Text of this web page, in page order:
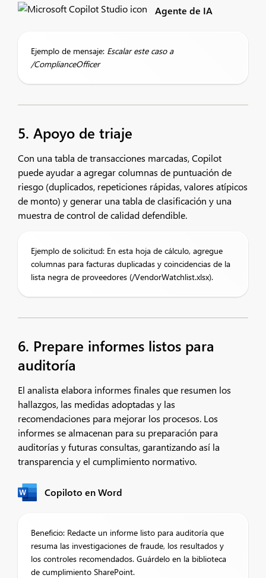
Agente de IA
Ejemplo de mensaje: Escalar este caso a
/ComplianceOfficer
5. Apoyo de triaje
Con una tabla de transacciones marcadas, Copilot
puede ayudar a agregar columnas de puntuación de
riesgo (duplicados, repeticiones rápidas, valores atípicos
de monto) y generar una tabla de clasificación y una
muestra de control de calidad defendible.
Ejemplo de solicitud: En esta hoja de cálculo, agregue
columnas para facturas duplicadas y coincidencias de la
lista negra de proveedores (/VendorWatchlist.xlsx).
6. Prepare informes listos para
auditoría
El analista elabora informes finales que resumen los
hallazgos, las medidas adoptadas y las
recomendaciones para mejorar los procesos. Los
informes se almacenan para su preparación para
auditorías y futuras consultas, garantizando así la
transparencia y el cumplimiento normativo.
Copiloto en Word
Beneficio: Redacte un informe listo para auditoría que
resuma las investigaciones de fraude, los resultados y
los controles recomendados. Guárdelo en la biblioteca
de cumplimiento SharePoint.